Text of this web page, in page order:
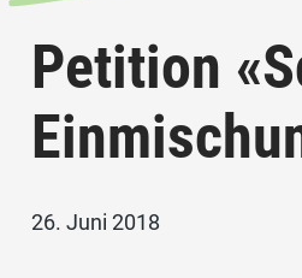
Petition
26. Juni 2018